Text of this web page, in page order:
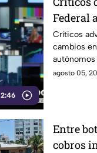
2:46
Federal
Críticos
cambios
autónomos
agosto 05,
Entre
cobros